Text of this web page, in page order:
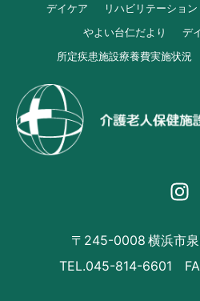
デイケア
リハビリテーション
やよい台仁だより
デ
所定疾患施設療養費実施状況
〒245-0008 横浜市
TEL.045-814-6601